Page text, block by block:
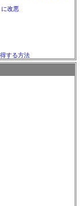
改悪
する方法